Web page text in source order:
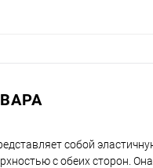
собой
с обеих сторон.